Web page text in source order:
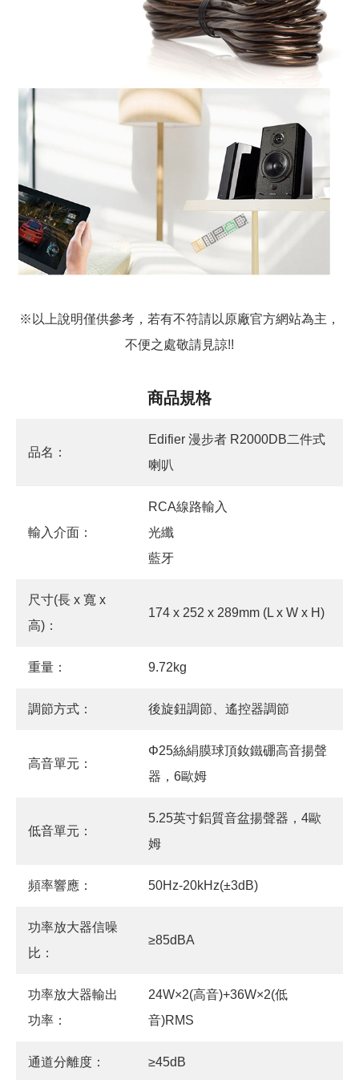
※以上說明僅供參考，若有不符請以原廠官方網站為主，
不便之處敬請見諒!!
商品規格
品名：
Edifier 漫步者 R2000DB二件式
喇叭
輸入介面：
RCA線路輸入
光纖
藍牙
尺寸(長 x 寬 x
高)：
174 x 252 x 289mm (L x W x H)
重量： 9.72kg
調節方式： 後旋鈕調節、遙控器調節
高音單元：
Φ25絲絹膜球頂釹鐵硼高音揚聲
器，6歐姆
低音單元：
5.25英寸鋁質音盆揚聲器，4歐
姆
頻率響應： 50Hz-20kHz(±3dB)
功率放大器信噪
比：
≥85dBA
功率放大器輸出
功率：
24W×2(高音)+36W×2(低
音)RMS
通道分離度： ≥45dB